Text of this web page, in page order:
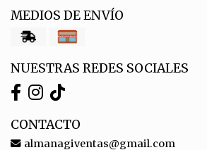
MEDIOS DE ENVÍO
NUESTRAS REDES SOCIALES
CONTACTO
almanagiventas@gmail.com